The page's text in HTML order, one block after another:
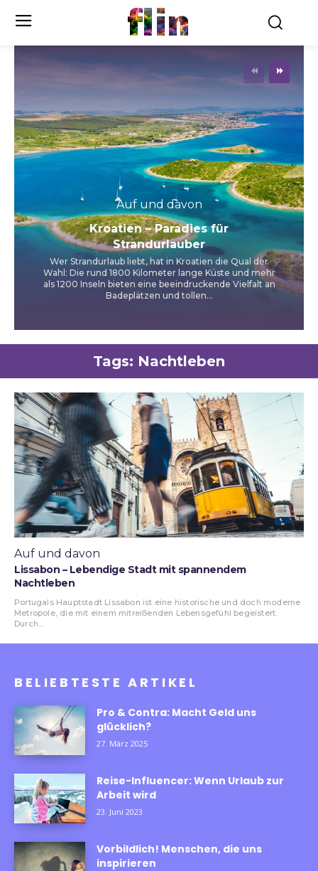
flin
Auf und davon
Kroatien – Paradies für
Strandurlauber
Wer Strandurlaub liebt, hat in Kroatien die Qual der
Wahl: Die rund 1800 Kilometer lange Küste und mehr
als 1200 Inseln bieten eine beeindruckende Vielfalt an
Badeplätzen und tollen...
Tags: Nachtleben
Auf und davon
Lissabon – Lebendige Stadt mit spannendem
Nachtleben
Portugals Hauptstadt Lissabon ist eine historische und doch moderne
Metropole, die mit einem mitreißenden Lebensgefühl begeistert.
Durch...
BELIEBTESTE ARTIKEL
Pro & Contra: Macht Geld uns
glücklich?
27. März 2025
Reise-Influencer: Wenn Urlaub zur
Arbeit wird
23. Juni 2023
Vorbildlich! Menschen, die uns
inspirieren